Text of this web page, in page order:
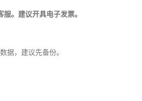
。建议开具电子发票。
据，建议先备份。